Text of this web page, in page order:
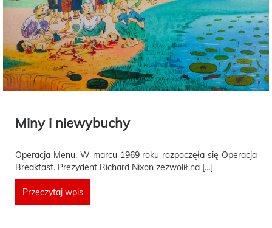
Miny i niewybuchy
Operacja Menu. W marcu 1969 roku rozpoczęła się Operacja
Breakfast. Prezydent Richard Nixon zezwolił na […]
Przeczytaj wpis